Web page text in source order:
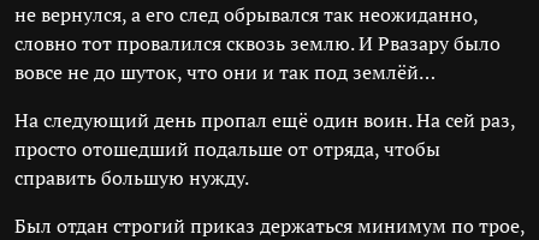
не вернулся, а его след обрывался так неожиданно,
словно тот провалился сквозь землю. И Рвазару было
вовсе не до шуток, что они и так под землёй…
На следующий день пропал ещё один воин. На сей раз,
просто отошедший подальше от отряда, чтобы
справить большую нужду.
Был отдан строгий приказ держаться минимум по трое,